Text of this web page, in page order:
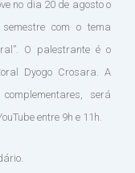
no dia 20 de agosto o
com o tema
O palestrante é o
Dyogo Crosara. A
será
entre 9h e 11h.